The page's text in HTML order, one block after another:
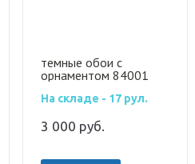
темные обои с
орнаментом 84001
На складе - 17 рул.
3 000 руб.